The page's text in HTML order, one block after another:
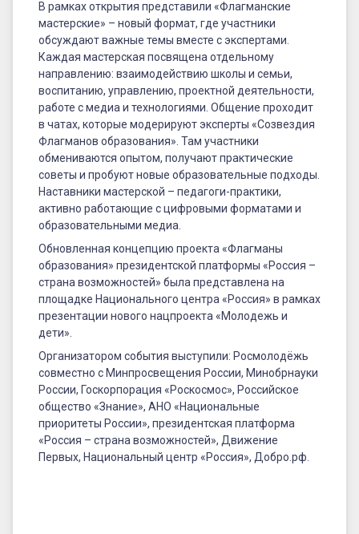
В рамках открытия представили «Флагманские
мастерские» – новый формат, где участники
обсуждают важные темы вместе с экспертами.
Каждая мастерская посвящена отдельному
направлению: взаимодействию школы и семьи,
воспитанию, управлению, проектной деятельности,
работе с медиа и технологиями. Общение проходит
в чатах, которые модерируют эксперты «Созвездия
Флагманов образования». Там участники
обмениваются опытом, получают практические
советы и пробуют новые образовательные подходы.
Наставники мастерской – педагоги-практики,
активно работающие с цифровыми форматами и
образовательными медиа.
Обновленная концепцию проекта «Флагманы
образования» президентской платформы «Россия –
страна возможностей» была представлена на
площадке Национального центра «Россия» в рамках
презентации нового нацпроекта «Молодежь и
дети».
Организатором события выступили: Росмолодёжь
совместно с Минпросвещения России, Минобрнауки
России, Госкорпорация «Роскосмос», Российское
общество «Знание», АНО «Национальные
приоритеты России», президентская платформа
«Россия – страна возможностей», Движение
Первых, Национальный центр «Россия», Добро.рф.